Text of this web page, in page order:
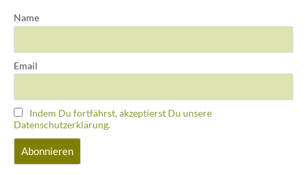
Name
Email
Indem Du fortfährst, akzeptierst Du unsere
Datenschutzerklärung.